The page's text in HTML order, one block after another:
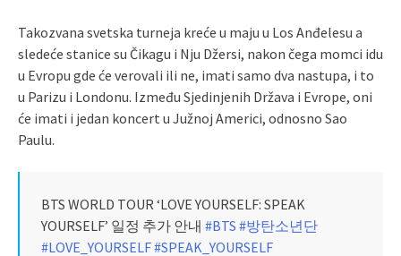
Takozvana svetska turneja kreće u maju u Los Anđelesu a
sledeće stanice su Čikagu i Nju Džersi, nakon čega momci idu
u Evropu gde će verovali ili ne, imati samo dva nastupa, i to
u Parizu i Londonu. Između Sjedinjenih Država i Evrope, oni
će imati i jedan koncert u Južnoj Americi, odnosno Sao
Paulu.
BTS WORLD TOUR ‘LOVE YOURSELF: SPEAK
YOURSELF’ 일정 추가 안내 #BTS #방탄소년단
#LOVE_YOURSELF#SPEAK_YOURSELF